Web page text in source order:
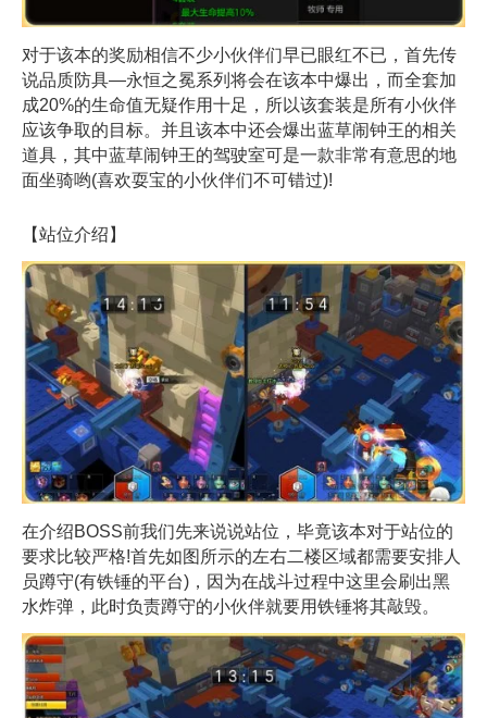
对于该本的奖励相信不少小伙伴们早已眼红不已，首先传
说品质防具—永恒之冕系列将会在该本中爆出，而全套加
成20%的生命值无疑作用十足，所以该套装是所有小伙伴
应该争取的目标。并且该本中还会爆出蓝草闹钟王的相关
道具，其中蓝草闹钟王的驾驶室可是一款非常有意思的地
面坐骑哟(喜欢耍宝的小伙伴们不可错过)!
【站位介绍】
在介绍BOSS前我们先来说说站位，毕竟该本对于站位的
要求比较严格!首先如图所示的左右二楼区域都需要安排人
员蹲守(有铁锤的平台)，因为在战斗过程中这里会刷出黑
水炸弹，此时负责蹲守的小伙伴就要用铁锤将其敲毁。